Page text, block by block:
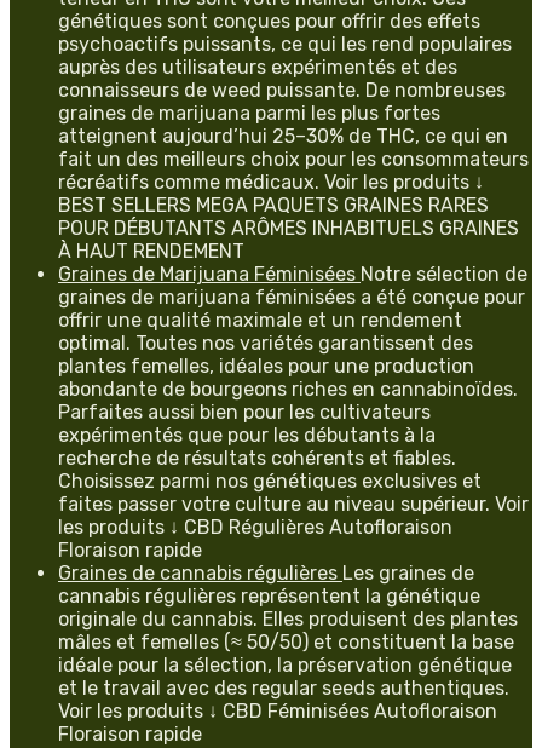
génétiques sont conçues pour offrir des effets
psychoactifs puissants, ce qui les rend populaires
auprès des utilisateurs expérimentés et des
connaisseurs de weed puissante. De nombreuses
graines de marijuana parmi les plus fortes
atteignent aujourd’hui 25–30% de THC, ce qui en
fait un des meilleurs choix pour les consommateurs
récréatifs comme médicaux. Voir les produits ↓
BEST SELLERS MEGA PAQUETS GRAINES RARES
POUR DÉBUTANTS ARÔMES INHABITUELS GRAINES
À HAUT RENDEMENT
Graines de Marijuana Féminisées Notre sélection de
graines de marijuana féminisées a été conçue pour
offrir une qualité maximale et un rendement
optimal. Toutes nos variétés garantissent des
plantes femelles, idéales pour une production
abondante de bourgeons riches en cannabinoïdes.
Parfaites aussi bien pour les cultivateurs
expérimentés que pour les débutants à la
recherche de résultats cohérents et fiables.
Choisissez parmi nos génétiques exclusives et
faites passer votre culture au niveau supérieur. Voir
les produits ↓ CBD Régulières Autofloraison
Floraison rapide
Graines de cannabis régulières Les graines de
cannabis régulières représentent la génétique
originale du cannabis. Elles produisent des plantes
mâles et femelles (≈ 50/50) et constituent la base
idéale pour la sélection, la préservation génétique
et le travail avec des regular seeds authentiques.
Voir les produits ↓ CBD Féminisées Autofloraison
Floraison rapide